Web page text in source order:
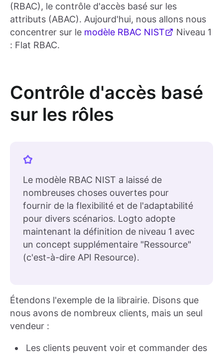
(RBAC), le contrôle d'accès basé sur les
attributs (ABAC). Aujourd'hui, nous allons nous
concentrer sur le modèle RBAC NIST
Niveau 1
: Flat RBAC.
Contrôle d'accès basé
sur les rôles
Le modèle RBAC NIST a laissé de
nombreuses choses ouvertes pour
fournir de la flexibilité et de l'adaptabilité
pour divers scénarios. Logto adopte
maintenant la définition de niveau 1 avec
un concept supplémentaire "Ressource"
(c'est-à-dire API Resource).
Étendons l'exemple de la librairie. Disons que
nous avons de nombreux clients, mais un seul
vendeur :
Les clients peuvent voir et commander des